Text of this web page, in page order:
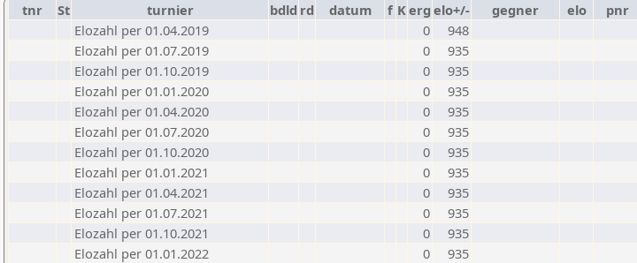
tnr
St turnier bdld rd datum f Kerg elo+/- gegner elo
pnr
Elozahl per 01.04.2019
0
948
Elozahl per 01.07.2019
0
935
Elozahl per 01.10.2019
0
935
Elozahl per 01.01.2020
0
935
Elozahl per 01.04.2020
0
935
Elozahl per 01.07.2020
0
935
Elozahl per 01.10.2020
0
935
Elozahl per 01.01.2021
0
935
Elozahl per 01.04.2021
0
935
Elozahl per 01.07.2021
0
935
Elozahl per 01.10.2021
0
935
Elozahl per 01.01.2022
0
935